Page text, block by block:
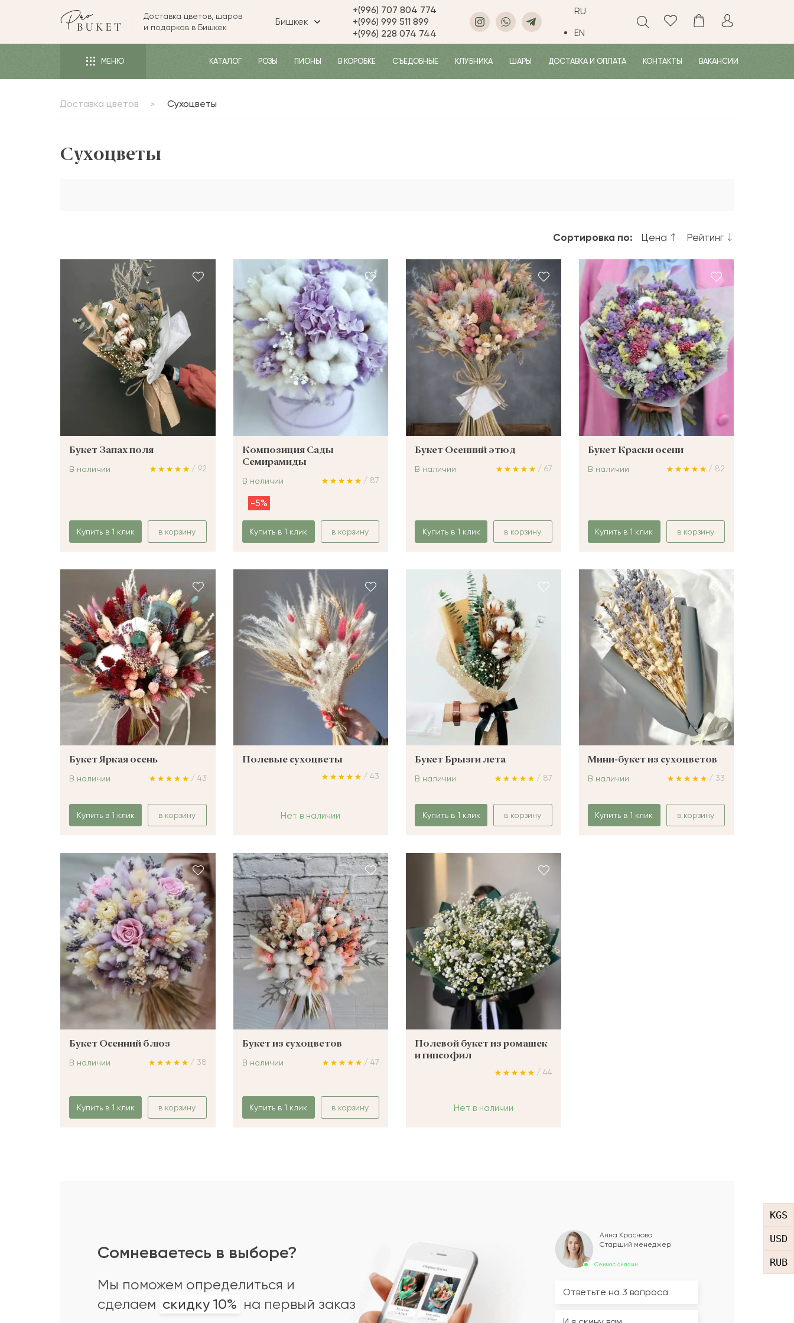
KGS
USD
RUB
ЦВЕТЫ
РОЗЫ
ПИОНЫ
БУКЕТЫ
ПОВОД
Доставка цветов, шаров
и подарков в Бишкек
Бишкек
+(996) 707 804 774
+(996) 999 511 899
+(996) 228 074 744
RU
EN
МЕНЮ КАТАЛОГ РОЗЫ ПИОНЫ В КОРОБКЕ СЪЕДОБНЫЕ КЛУБНИКА ШАРЫ ДОСТАВКА И ОПЛАТА КОНТАКТЫ ВАКАНСИИ
Доставка цветов Сухоцветы
Сухоцветы
Сортировка по: Цена Рейтинг
Букет Запах поля
/ 92
В наличии
Купить в 1 клик в корзину
Композиция Сады
Семирамиды
/ 87
В наличии
-5%
Купить в 1 клик в корзину
Букет Осенний этюд
/ 67
В наличии
Купить в 1 клик в корзину
Букет Краски осени
/ 82
В наличии
Купить в 1 клик в корзину
Букет Яркая осень
/ 43
В наличии
Купить в 1 клик в корзину
Полевые сухоцветы
/ 43
Нет в наличии
Букет Брызги лета
/ 87
В наличии
Купить в 1 клик в корзину
Мини-букет из сухоцветов
/ 33
В наличии
Купить в 1 клик в корзину
Букет Осенний блюз
/ 38
В наличии
Купить в 1 клик в корзину
Букет из сухоцветов
/ 47
В наличии
Купить в 1 клик в корзину
Полевой букет из ромашек
и гипсофил
/ 44
Нет в наличии
Сомневаетесь в выборе?
Мы поможем определиться и
сделаем скидку 10% на первый заказ
Сейчас онлайн
Анна Краснова
Старший менеджер
Ответьте на 3 вопроса